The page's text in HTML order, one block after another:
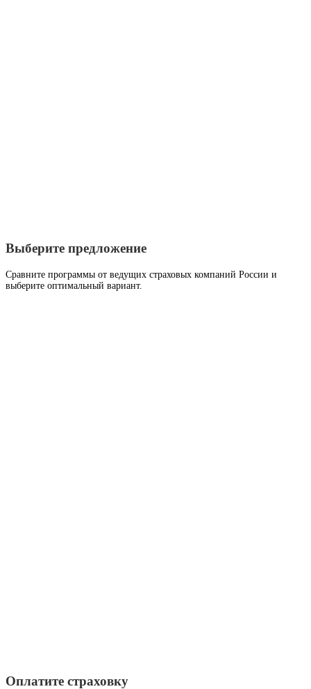
Выберите предложение
Сравните программы от ведущих страховых компаний России и
выберите оптимальный вариант.
Оплатите страховку